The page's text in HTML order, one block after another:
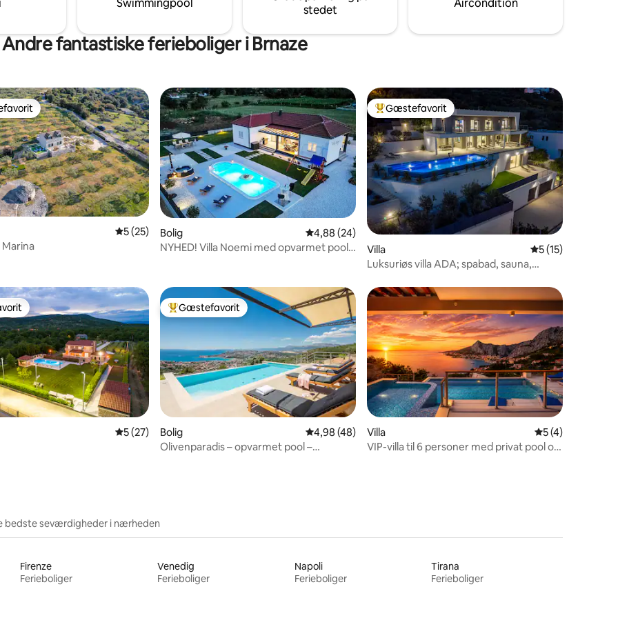
Swimmingpool
stedet
Aircondition
Andre fantastiske ferieboliger i Brnaze
bedømmelse, 16 omtaler5 ud af 5 i gennemsnitlig bedømmelse, 25 omtaler
5 (25)
Bolig 4,88 ud af 5 i gennemsnitlig bedømmelse, 24 omtaler
4,88 (24)
NYHED! Villa Noemi med opvarmet pool
Bedste gæstefavorit
Gæstefavorit
Villa 5 ud af 5 i
5 (15)
Luksuriøs villa ADA; spabad, sauna,
bedømmelse, 13 omtaler5 ud af 5 i gennemsnitlig bedømmelse, 27 omtaler
5 (27)
Bedste gæstefavorit
Gæstefavorit
Bolig 4,98 ud af 5 i gennemsnitlig bedømmelse, 48 omtaler
4,98 (48)
Olivenparadis – opvarmet pool –
Villa 5 ud af 5 i
5 (4)
VIP-villa til 6 personer med privat pool og
bedste seværdigheder i nærheden
Firenze
Ferieboliger
Venedig
Ferieboliger
Napoli
Ferieboliger
Tirana
Ferieboliger